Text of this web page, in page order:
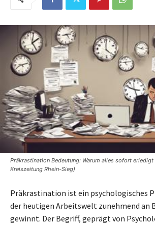
Präkrastination Bedeutung: Warum alles sofort
Kreiszeitung Rhein-Sieg)
Präkrastination ist ein psychologisches
der heutigen Arbeitswelt zunehmend an
gewinnt. Der Begriff, geprägt von